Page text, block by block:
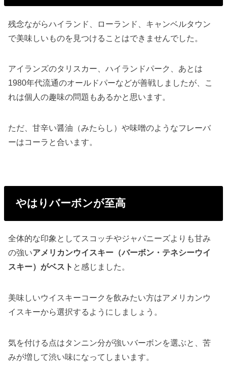
残念ながらハイランド、ローランド、キャンベルタウン
で美味しいものを見つけることはできませんでした。
アイランズのタリスカー、ハイランドパーク、あとは
1980年代流通のオールドパーなどが善戦しましたが、こ
れは個人の趣味の問題もあるかと思います。
ただ、甘辛い醤油（みたらし）や味噌のようなフレーバ
ーはコーラと合います。
やはりバーボンが至高
全体的な印象としてスコッチやジャパニーズよりも甘み
の強いアメリカンウイスキー（バーボン・テネシーウイ
スキー）がベスト と感じました。
美味しいウイスキーコークを飲みたい方はアメリカンウ
イスキーから選択するようにしましょう。
気を付ける点はタンニン分が強いバーボンを選ぶと、苦
みが増して渋い味になってしまいます。